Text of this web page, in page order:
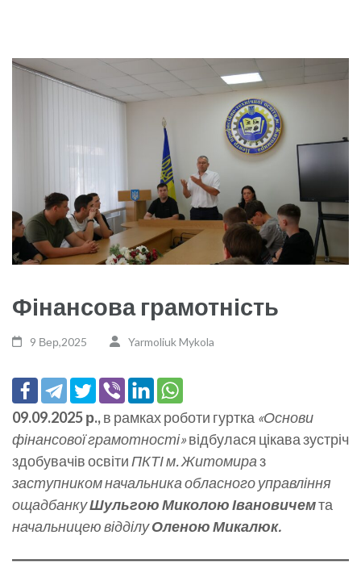
Фінансова грамотність
9 Вер,2025 Yarmoliuk Mykola
09.09.2025 р.,в рамках роботи гуртка «Основи
фінансової грамотності»відбулася цікава зустріч
здобувачів освітиПКТІ м. Житомираз
заступником начальника обласного управління
ощадбанкуШульгою Миколою Івановичемта
начальницею відділуОленою Микалюк.